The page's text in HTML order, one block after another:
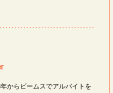
からビームスでアルバイトを